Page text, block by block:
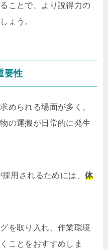
ことで、より説得力の
ょう。
要性
められる場面が多く、
の運搬が日常的に発生
用されるためには、 体
を取り入れ、作業環境
ことをおすすめしま